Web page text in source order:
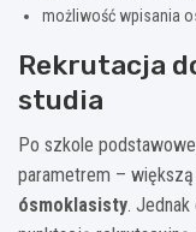
możliwość wpisania
Rekrutacja
studia
Po szkole
parametrem –
ósmoklasisty.